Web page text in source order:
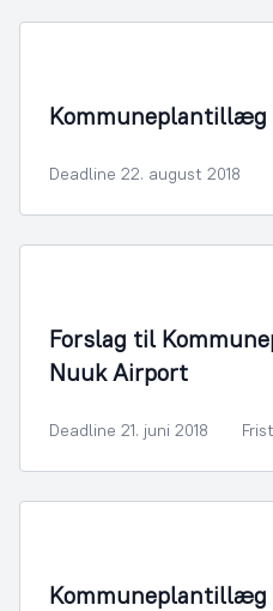
Kommuneplantillæg
Deadline 22. august 2018
Forslag til
Nuuk Airport
Deadline 21. juni 2018
Kommuneplantillæg